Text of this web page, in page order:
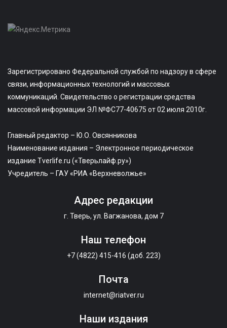
Зарегистрировано Федеральной службой по надзору в сфере
связи, информационных технологий и массовых
коммуникаций. Свидетельство о регистрации средства
массовой информации ЭЛ №ФС77-40675 от 02 июля 2010г.
Главный редактор – Ю.О. Овсянникова
Наименование издания – Электронное периодическое
издание Tverlife.ru («Тверьлайф.ру»)
Учредитель – ГАУ «РИА «Верхневолжье»
Адрес редакции
г. Тверь, ул. Вагжанова, дом 7
Наш телефон
+7 (4822) 415-416 (доб. 223)
Почта
internet@riatver.ru
Наши издания